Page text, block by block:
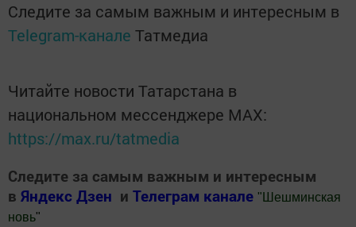
Следите за самым важным и интересным в
Telegram-канале Татмедиа
Читайте новости Татарстана в
национальном мессенджере MАХ:
https://max.ru/tatmedia
Следите за самым важным и интересным
в Яндекс Дзен и Телеграм канале " Шешминская
новь"